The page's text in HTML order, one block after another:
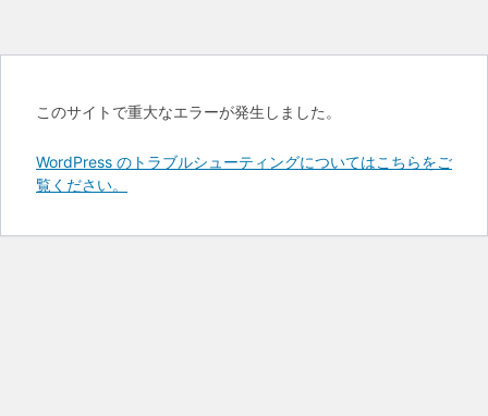
このサイトで重大なエラーが発生しました。
WordPress のトラブルシューティングについてはこちらをご
覧ください。